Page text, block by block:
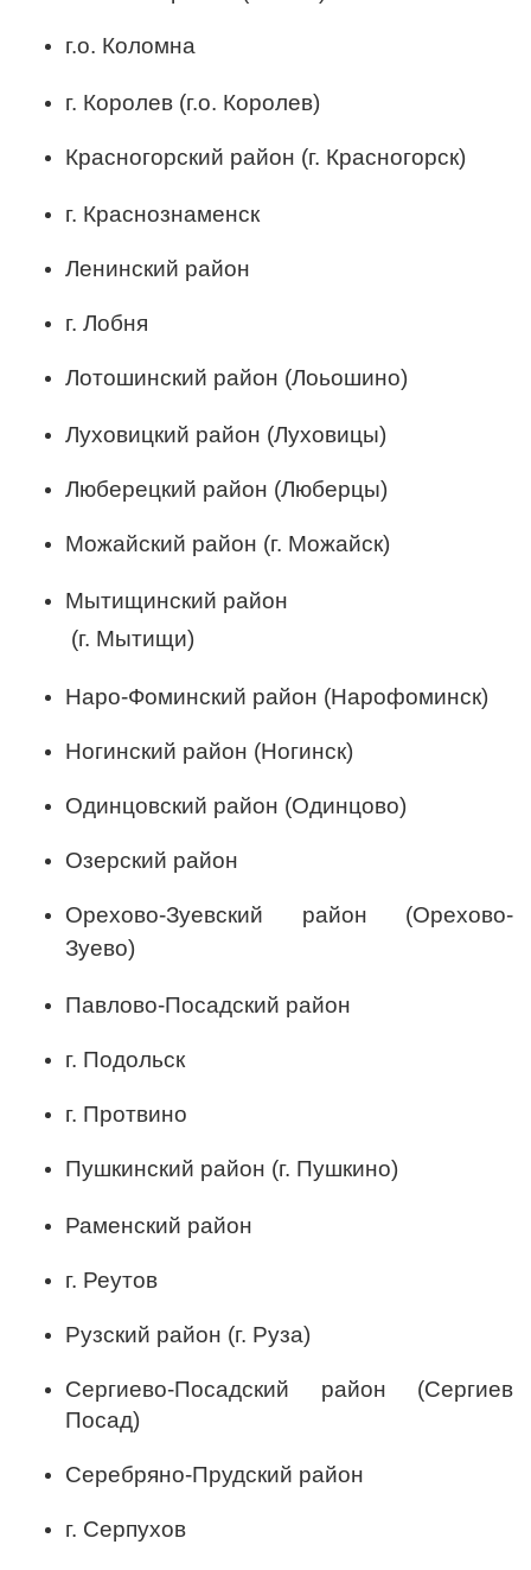
г.о. Коломна
г. Королев (г.о. Королев)
Красногорский район (г. Красногорск)
г. Краснознаменск
Ленинский район
г. Лобня
Лотошинский район (Лоьошино)
Луховицкий район (Луховицы)
Люберецкий район (Люберцы)
Можайский район (г. Можайск)
Мытищинский район
(г. Мытищи)
Наро-Фоминский район (Нарофоминск)
Ногинский район (Ногинск)
Одинцовский район (Одинцово)
Озерский район
Орехово-Зуевский район (Орехово-
Зуево)
Павлово-Посадский район
г. Подольск
г. Протвино
Пушкинский район (г. Пушкино)
Раменский район
г. Реутов
Рузский район (г. Руза)
Сергиево-Посадский район (Сергиев
Посад)
Серебряно-Прудский район
г. Серпухов